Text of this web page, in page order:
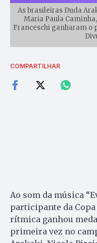
As brasileiras Duda
Maria Paula
Franceschi ganharam o
COMPARTILHAR
Ao som da música
participante da
rítmica ganhou
primeira vez no